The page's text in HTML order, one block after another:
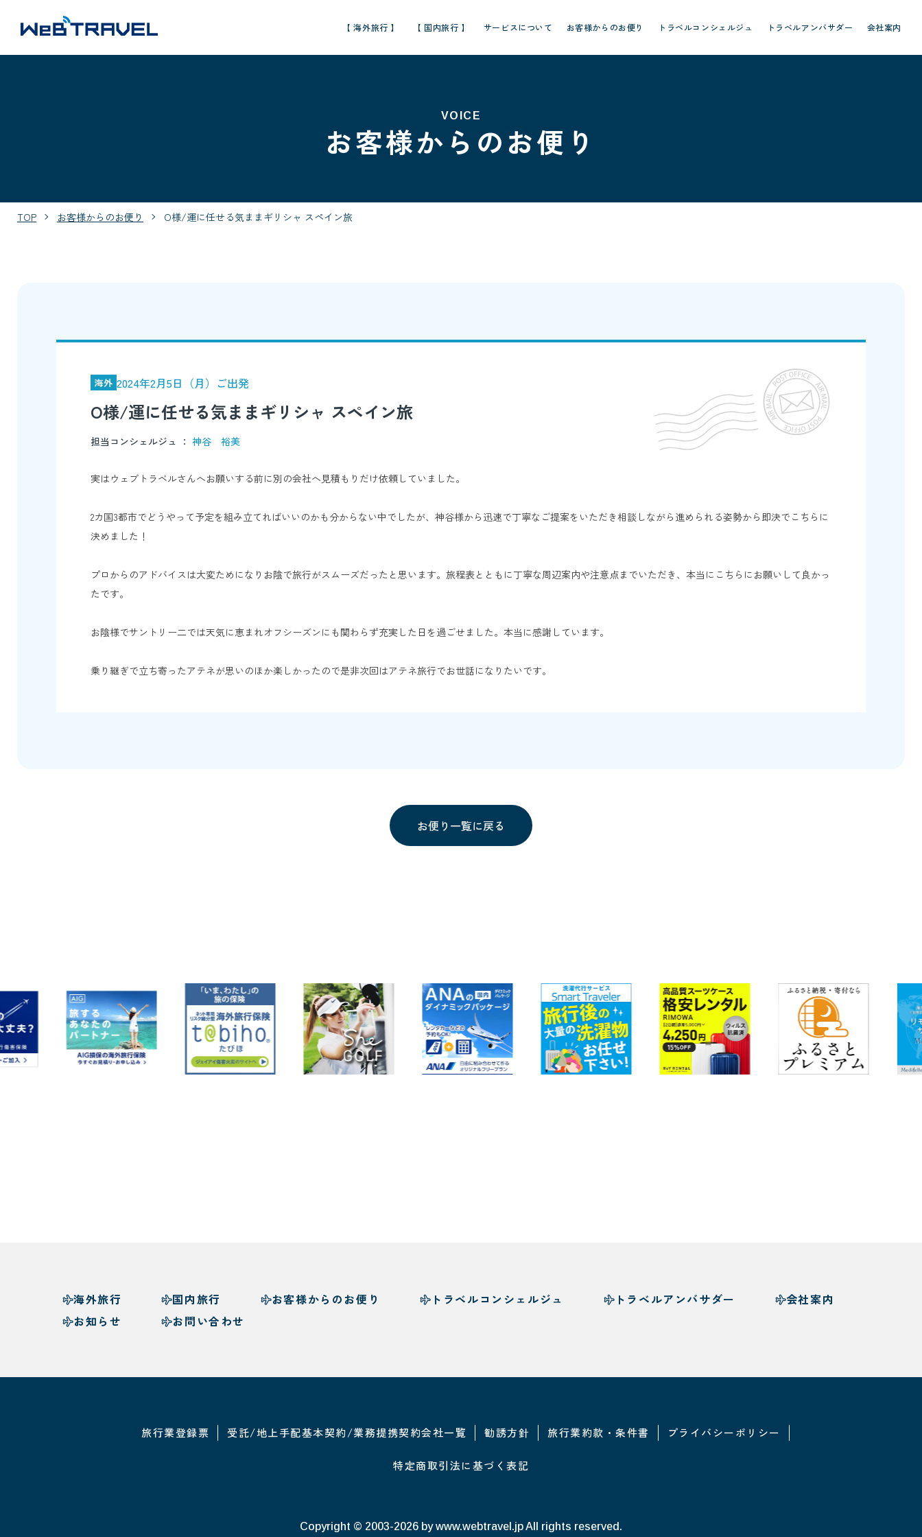
【 海外旅行 】 【 国内旅行 】 サービスについて お客様からのお便り トラベルコンシェルジュ トラベルアンバサダー 会社案内
VOICE
お客様からのお便り
TOP お客様からのお便り O様/運に任せる気ままギリシャ スペイン旅
海外 2024年2月5日（月）ご出発
O様/運に任せる気ままギリシャ スペイン旅
担当コンシェルジュ ： 神谷 裕美
実はウェブトラベルさんへお願いする前に別の会社へ見積もりだけ依頼していました。
2カ国3都市でどうやって予定を組み立てればいいのかも分からない中でしたが、神谷様から迅速で丁寧なご提案をいただき相談しながら進められる姿勢から即決でこちらに
決めました！
プロからのアドバイスは大変ためになりお陰で旅行がスムーズだったと思います。旅程表とともに丁寧な周辺案内や注意点までいただき、本当にこちらにお願いして良かっ
たです。
お陰様でサントリー二では天気に恵まれオフシーズンにも関わらず充実した日を過ごせました。本当に感謝しています。
乗り継ぎで立ち寄ったアテネが思いのほか楽しかったので是非次回はアテネ旅行でお世話になりたいです。
お便り一覧に戻る
海外旅行 国内旅行 お客様からのお便り トラベルコンシェルジュ トラベルアンバサダー
会社案内
お知らせ
お問い合わせ
旅行業登録票 受託/地上手配基本契約/業務提携契約会社一覧 勧誘方針 旅行業約款・条件書 プライバシーポリシー
特定商取引法に基づく表記
Copyright © 2003-2026 by www.webtravel.jp All rights reserved.